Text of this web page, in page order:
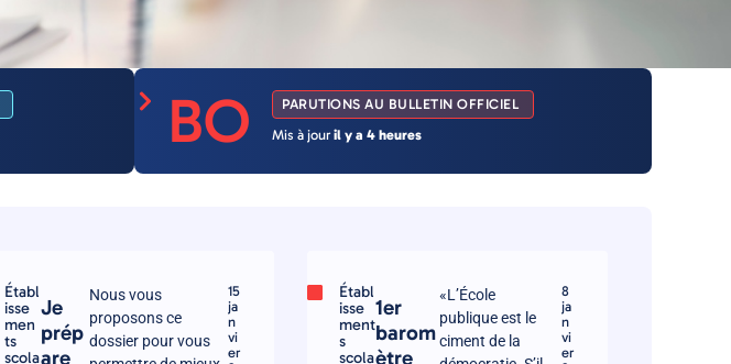
Établ
isse
men
ts
scola
Je
prép
are
Nous vous
proposons ce
dossier pour vous
15
ja
n
vi
er
Établ
isse
ment
s
scola
1er
barom
ètre
«L’École
publique est le
ciment de la
8
ja
n
vi
er
BO
PARUTIONS AU BULLETIN OFFICIEL
Mis à jouril y a 4 heures